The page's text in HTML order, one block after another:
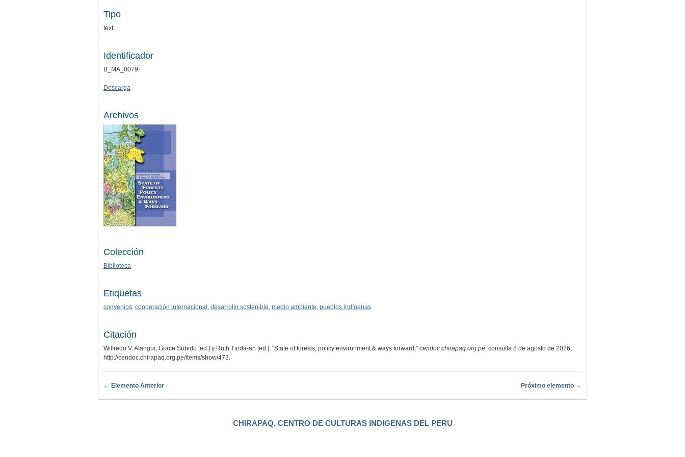
Tipo
text
Identificador
B_MA_0079+
Descarga
Archivos
Colección
Biblioteca
Etiquetas
convenios cooperación internacional desarrollo sostenible medio ambiente pueblos indígenas
Citación
Wilfredo V. Alangui, Grace Subido [ed.] y Ruth Tinda-an [ed.], “State of forests, policy environment & ways forward,” cendoc.chirapaq.org.pe , consulta 8 de agosto de 2026,
http://cendoc.chirapaq.org.pe/items/show/473
← Elemento Anterior Próximo elemento →
CHIRAPAQ, CENTRO DE CULTURAS INDIGENAS DEL PERU